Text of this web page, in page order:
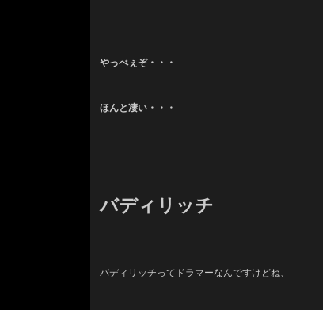
やっべぇぞ・・・
ほんと凄い・・・
バディリッチ
バディリッチってドラマーなんですけどね、